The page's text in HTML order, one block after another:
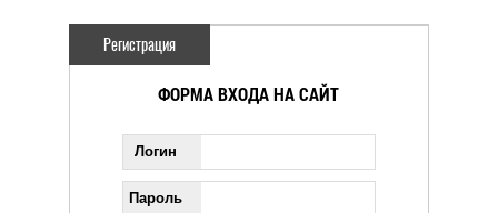
Регистрация
ФОРМА ВХОДА НА САЙТ
Логин
Пароль